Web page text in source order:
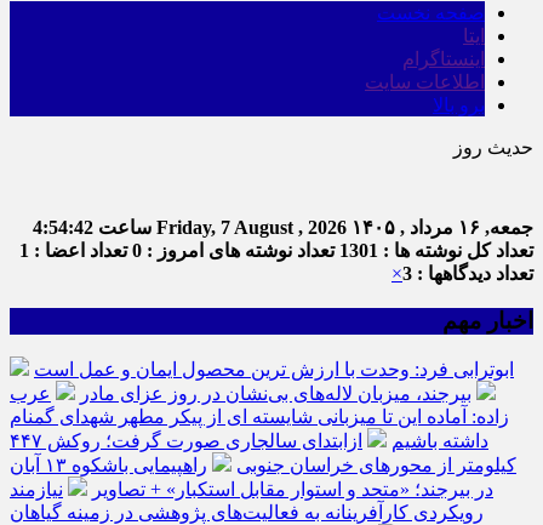
صفحه نخست
ایتا
اینستاگرام
اطلاعات سایت
برو بالا
حدیث روز
جمعه, ۱۶ مرداد , ۱۴۰۵ Friday, 7 August , 2026 ساعت 4:54:42
تعداد کل نوشته ها : 1301
تعداد نوشته های امروز : 0
تعداد اعضا : 1
تعداد دیدگاهها : 3
×
اخبار مهم
ابوترابی فرد: وحدت با ارزش ترین محصول ایمان و عمل است
بیرجند، میزبان لاله‌های بی‌نشان در روز عزای مادر
عرب
زاده: آماده این تا میزبانی شایسته ای از پیکر مطهر شهدای گمنام
داشته باشیم
ازابتدای سالجاری صورت گرفت؛ روکش ۴۴۷
کیلومتر از محورهای خراسان جنوبی
راهپیمایی باشکوه ۱۳ آبان
در بیرجند؛ «متحد و استوار مقابل استکبار» + تصاویر
نیازمند
رویکردی کارآفرینانه به فعالیت‌های پژوهشی در زمینه گیاهان